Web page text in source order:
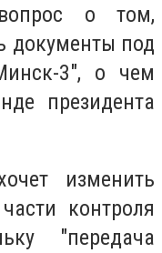
о том,
документы под
3", о чем
президента
изменить
контроля
"передача